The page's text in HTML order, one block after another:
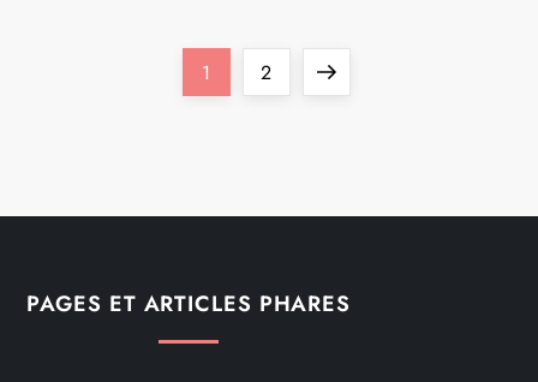
n
Page
1 Page
2
Next
PAGES ET ARTICLES PHARES